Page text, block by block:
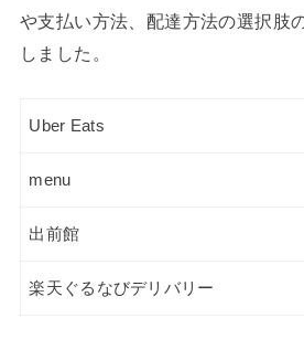
や支払い方法、配達方法の選択肢
しました。
Uber Eats
menu
出前館
楽天ぐるなびデリバリー